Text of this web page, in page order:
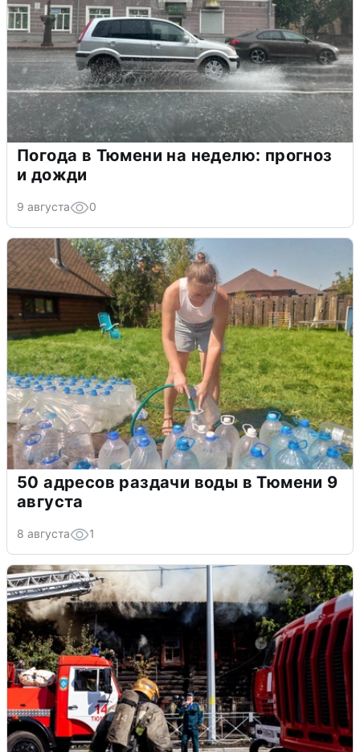
Погода в Тюмени на неделю: прогноз
и дожди
9 августа 0
50 адресов раздачи воды в Тюмени 9
августа
8 августа 1